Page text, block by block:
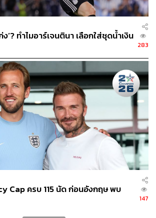
Photo: i.dailymail.co.uk
เลือกไดเอตด้วยการกินอาหาร 7 สี 7 วัน
จะดูทรมานและใช้ระยะเวลายาวนาน
นเบื่อได้ง่ายๆ แต่นักร้องสาว คริสตินา อา
อได้มาจากหนังสือไดเอตของผู้เขียน
ป็นวิธีที่ดูแปลกแต่ก็น่าสนุกในเวลาเดียวกัน
าหารสีตามวัน อย่างเช่นเริ่มด้วยการกิน
ขาว ต่อด้วยอาหารที่มีสีแดง เขียว ส้ม ม่วง
ท้ายวันอาทิตย์ด้วยการกินอาหารที่มีสีทุกสี
ที่มีชื่อเรียกว่าThe 7-Day Color Dietจริงๆ
ดเอตของ มารายห์ แครีย์ ที่เลือกไดเอ
อาหารสีม่วงเท่านั้น
’? ทำไมอาร์เจนตินา เลือกใส่ชุดน้ำเงิน
283
Cap ครบ 115 นัด ก่อนอังกฤษ พบ
147